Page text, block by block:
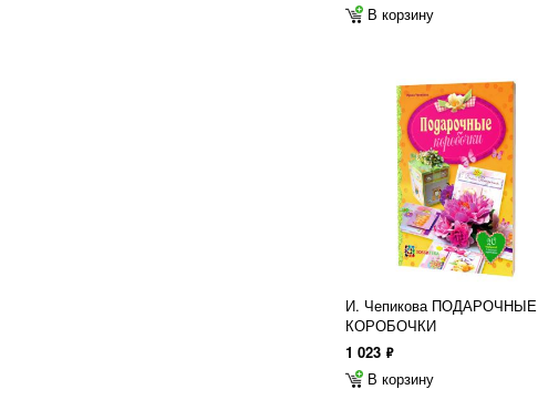
В корзину
И. Чепикова ПОДАРОЧНЫЕ
КОРОБОЧКИ
1 023 ф
В корзину